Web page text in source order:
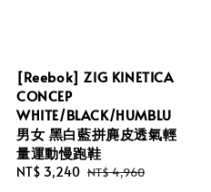
[Reebok] ZIG KINETICA
CONCEP
WHITE/BLACK/HUMBLU
男女 黑白藍拼麂皮透氣輕
量運動慢跑鞋
Sale
NT$ 3,240 Regular
NT$ 4,960